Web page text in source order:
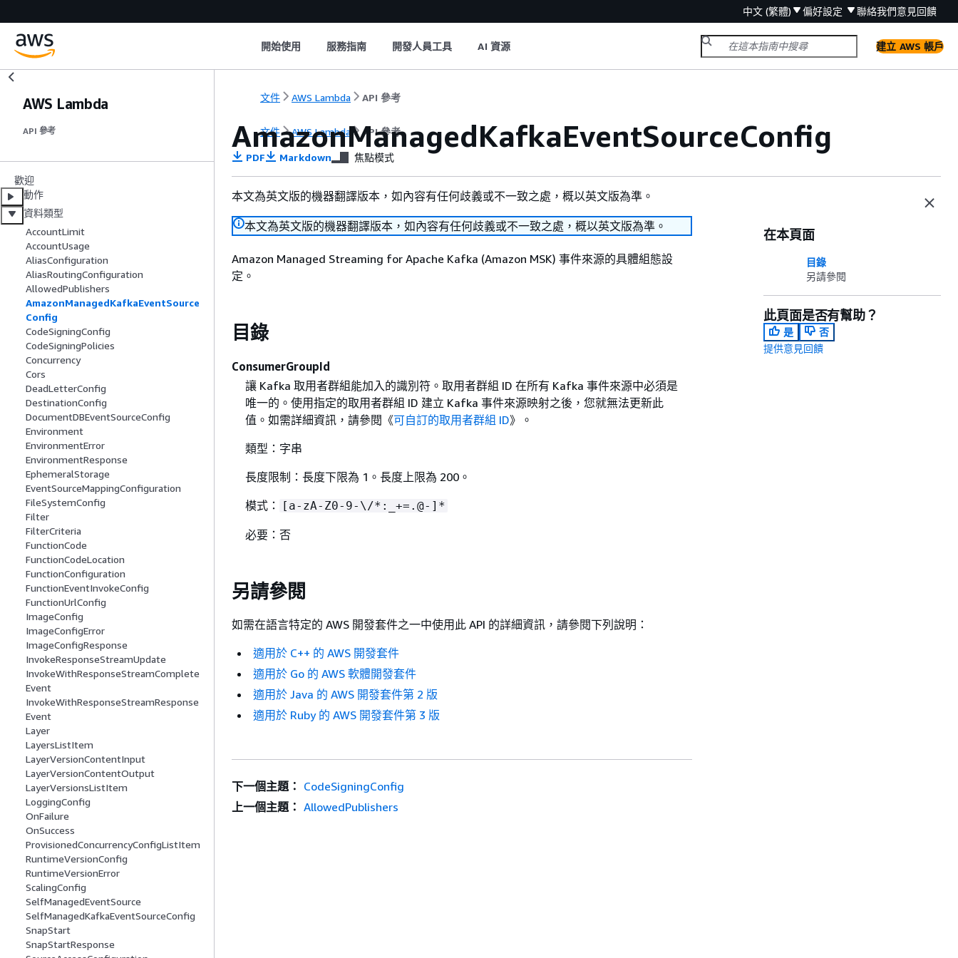
中文 (繁體) 偏好設定 聯絡我們意見回饋
開始使用 服務指南 開發人員工具 AI 資源 建立 AWS 帳戶
AWS Lambda
API 參考
歡迎
動作
資料類型
AccountLimit
AccountUsage
AliasConfiguration
AliasRoutingConfiguration
AllowedPublishers
AmazonManagedKafkaEventSource
Config
CodeSigningConfig
CodeSigningPolicies
Concurrency
Cors
DeadLetterConfig
DestinationConfig
DocumentDBEventSourceConfig
Environment
EnvironmentError
EnvironmentResponse
EphemeralStorage
EventSourceMappingConfiguration
FileSystemConfig
Filter
FilterCriteria
FunctionCode
FunctionCodeLocation
FunctionConfiguration
FunctionEventInvokeConfig
FunctionUrlConfig
ImageConfig
ImageConfigError
ImageConfigResponse
InvokeResponseStreamUpdate
InvokeWithResponseStreamComplete
Event
InvokeWithResponseStreamResponse
Event
Layer
LayersListItem
LayerVersionContentInput
LayerVersionContentOutput
LayerVersionsListItem
LoggingConfig
OnFailure
OnSuccess
ProvisionedConcurrencyConfigListItem
RuntimeVersionConfig
RuntimeVersionError
ScalingConfig
SelfManagedEventSource
SelfManagedKafkaEventSourceConfig
SnapStart
SnapStartResponse
文件 AWS Lambda API 參考
文件 AWS Lambda API 參考
AmazonManagedKafkaEventSourceConfig
PDF Markdown 焦點模式
本文為英文版的機器翻譯版本，如內容有任何歧義或不一致之處，概以英文版為準。
本文為英文版的機器翻譯版本，如內容有任何歧義或不一致之處，概以英文版為準。
Amazon Managed Streaming for Apache Kafka (Amazon MSK) 事件來源的具體組態設
定。
目錄
ConsumerGroupId
讓 Kafka 取用者群組能加入的識別符。取用者群組 ID 在所有 Kafka 事件來源中必須是
唯一的。使用指定的取用者群組 ID 建立 Kafka 事件來源映射之後，您就無法更新此
值。如需詳細資訊，請參閱《可自訂的取用者群組 ID》。
類型：字串
長度限制：長度下限為 1。長度上限為 200。
模式：
[a-zA-Z0-9-\/*:_+=.@-]*
必要：否
另請參閱
如需在語言特定的 AWS 開發套件之一中使用此 API 的詳細資訊，請參閱下列說明：
適用於 C++ 的 AWS 開發套件
適用於 Go 的 AWS 軟體開發套件
適用於 Java 的 AWS 開發套件第 2 版
適用於 Ruby 的 AWS 開發套件第 3 版
在本頁面
目錄
另請參閱
此頁面是否有幫助？
是
否
提供意見回饋
下一個主題： CodeSigningConfig
上一個主題： AllowedPublishers